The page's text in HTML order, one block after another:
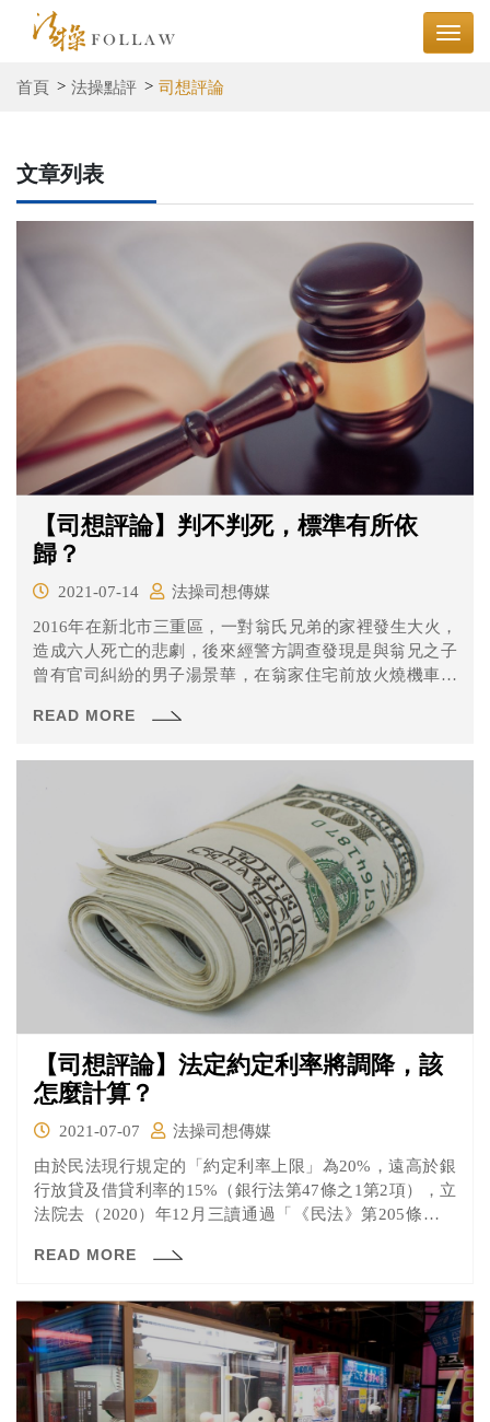
首頁 法操點評 司想評論
文章列表
【司想評論】判不判死，標準有所依
歸？
2021-07-14
法操司想傳媒
2016年在新北市三重區，一對翁氏兄弟的家裡發生大火，
造成六人死亡的悲劇，後來經警方調查發現是與翁兄之子
曾有官司糾紛的男子湯景華，在翁家住宅前放火燒機車洩
湯男選在凌晨大家都在睡覺時下手，十分可惡且犯後態度
READ MORE
【司想評論】法定約定利率將調降，該
怎麼計算？
2021-07-07
法操司想傳媒
由於民法現行規定的「約定利率上限」為20%，遠高於銀
行放貸及借貸利率的15%（銀行法第47條之1第2項），立
法院去（2020）年12月三讀通過「《民法》第205條修正
始施行。年利率的算法該怎麼算？已經簽的契約又該怎麼
READ MORE